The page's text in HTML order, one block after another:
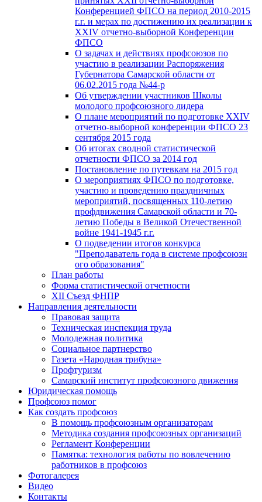
Конференцией ФПСО на период 2010-2015
г.г. и мерах по достижению их реализации к
XXIV отчетно-выборной Конференции
ФПСО
О задачах и действиях профсоюзов по
участию в реализации Распоряжения
Губернатора Самарской области от
06.02.2015 года №44-р
Об утверждении участников Школы
молодого профсоюзного лидера
О плане мероприятий по подготовке XXIV
отчетно-выборной конференции ФПСО 23
сентября 2015 года
Об итогах сводной статистической
отчетности ФПСО за 2014 год
Постановление по путевкам на 2015 год
О мероприятиях ФПСО по подготовке,
участию и проведению праздничных
мероприятий, посвященных 110-летию
профдвижения Самарской области и 70-
летию Победы в Великой Отечественной
войне 1941-1945 г.г.
О подведении итогов конкурса
"Преподаватель года в системе профсоюзн
ого образования"
План работы
Форма статистической отчетности
XII Съезд ФНПР
Направления деятельности
Правовая защита
Техническая инспекция труда
Молодежная политика
Социальное партнерство
Газета «Народная трибуна»
Профтуризм
Самарский институт профсоюзного движения
Юридическая помощь
Профсоюз помог
Как создать профсоюз
В помощь профсоюзным организаторам
Методика создания профсоюзных организаций
Регламент Конференции
Памятка: технология работы по вовлечению
работников в профсоюз
Фотогалерея
Видео
Контакты